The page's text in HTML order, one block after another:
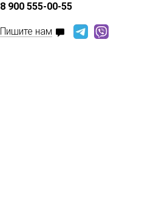
8 900 555-00-55
Пишите нам